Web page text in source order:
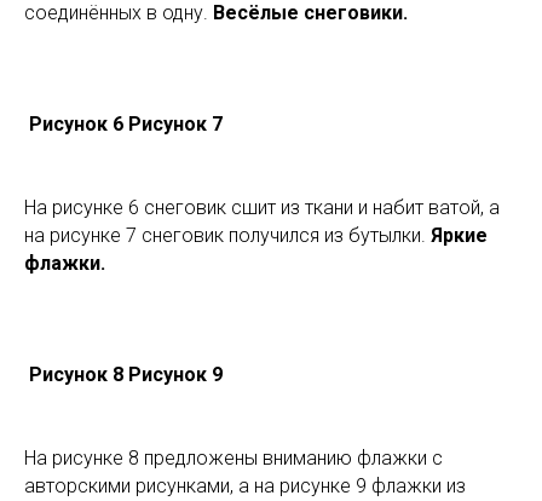
соединённых в одну. Весёлые снеговики.
Рисунок 6 Рисунок 7
На рисунке 6 снеговик сшит из ткани и набит ватой, а
на рисунке 7 снеговик получился из бутылки. Яркие
флажки.
Рисунок 8 Рисунок 9
На рисунке 8 предложены вниманию флажки с
авторскими рисунками, а на рисунке 9 флажки из